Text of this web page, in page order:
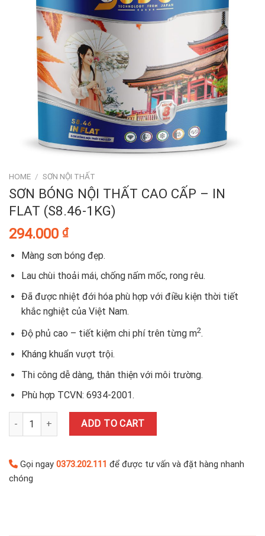
HOME / SƠN NỘI THẤT
SƠN BÓNG NỘI THẤT CAO CẤP – IN
FLAT (S8.46-1KG)
294.000 ₫
Màng sơn bóng đẹp.
Lau chùi thoải mái, chống nấm mốc, rong rêu.
Đã được nhiệt đới hóa phù hợp với điều kiện thời tiết
khắc nghiệt của Việt Nam.
Độ phủ cao – tiết kiệm chi phí trên từng m2.
Kháng khuẩn vượt trội.
Thi công dễ dàng, thân thiện với môi trường.
Phù hợp TCVN: 6934-2001.
SƠN BÓNG NỘI THẤT CAO CẤP – IN FLAT (S8.46-1KG) quantity
ADD TO CART
Gọi ngay 0373.202.111 để được tư vấn và đặt hàng nhanh
chóng